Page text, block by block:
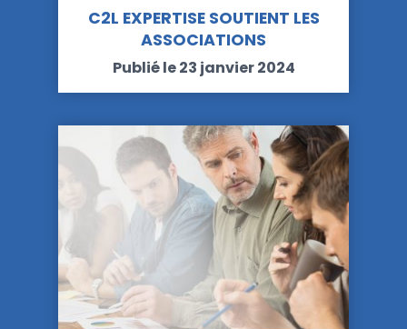
C2L EXPERTISE SOUTIENT LES
ASSOCIATIONS
Publié le 23 janvier 2024